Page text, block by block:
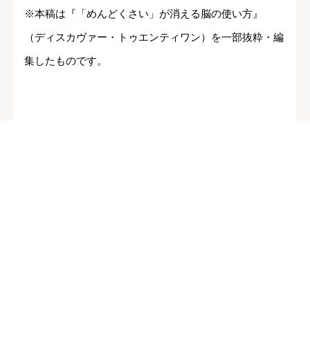
※本稿は『「めんどくさい」が消える脳の使い方』
（ディスカヴァー・トゥエンティワン）を一部抜粋・編
集したものです。